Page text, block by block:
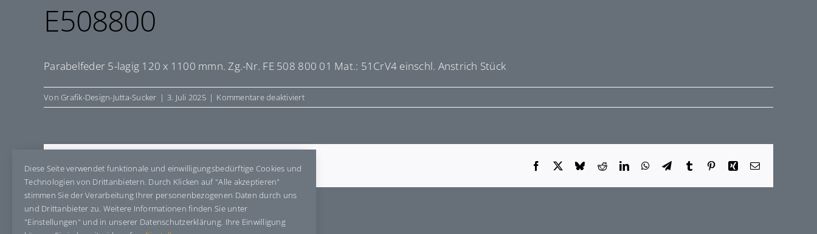
E508800
Parabelfeder 5-lagig 120 x 1100 mmn. Zg.-Nr. FE 508 800 01 Mat.: 51CrV4 einschl. Anstrich Stück
VonGrafik-Design-Jutta-Sucker | 3. Juli 2025 | Kommentare deaktiviertfür
E508800
Share This Story, Choose Your Platform! Facebook BlueskyRedditLinkedInWhatsApp
TelegramTumblr PinterestXing E-
Diese Seite verwendet funktionale und einwilligungsbedürftige Cookies und
Technologien von Drittanbietern. Durch Klicken auf "Alle akzeptieren"
stimmen Sie der Verarbeitung Ihrer personenbezogenen Daten durch uns
und Drittanbieter zu. Weitere Informationen finden Sie unter
"Einstellungen" und in unserer Datenschutzerklärung. Ihre Einwilligung